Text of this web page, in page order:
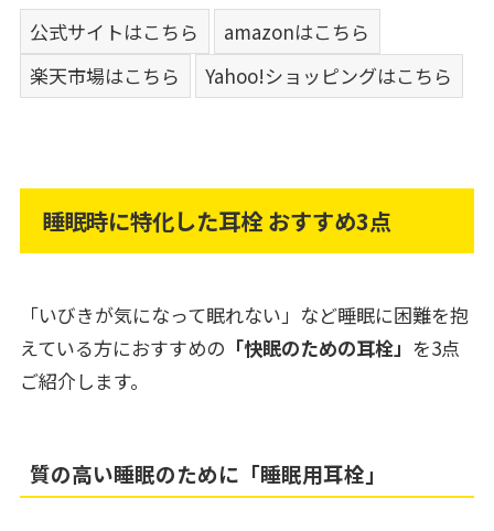
公式サイトはこちら
amazonはこちら
楽天市場はこちら
Yahoo!ショッピングはこちら
睡眠時に特化した耳栓 おすすめ3点
「いびきが気になって眠れない」など睡眠に困難を抱
えている方におすすめの 「快眠のための耳栓」 を3点
ご紹介します。
質の高い睡眠のために「睡眠用耳栓」